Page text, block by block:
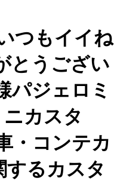
つもイイね
とうござい
パジェロミ
カスタ
・コンテカ
するカスタ